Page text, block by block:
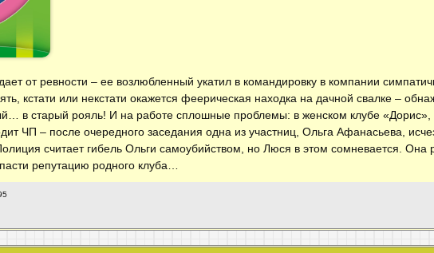
от ревности – ее возлюбленный укатил в командировку в компании
кстати или некстати окажется феерическая находка на дачной свалке –
в старый рояль! И на работе сплошные проблемы: в женском клубе «Дорис»,
ЧП – после очередного заседания одна из участниц, Ольга Афанасьева,
считает гибель Ольги самоубийством, но Люся в этом сомневается. Она
репутацию родного клуба…